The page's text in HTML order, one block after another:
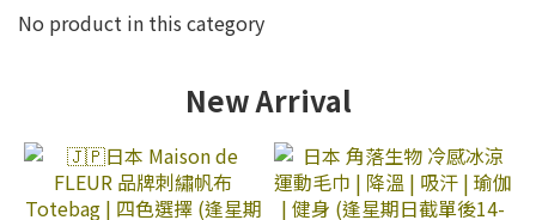
No product in this category
New Arrival